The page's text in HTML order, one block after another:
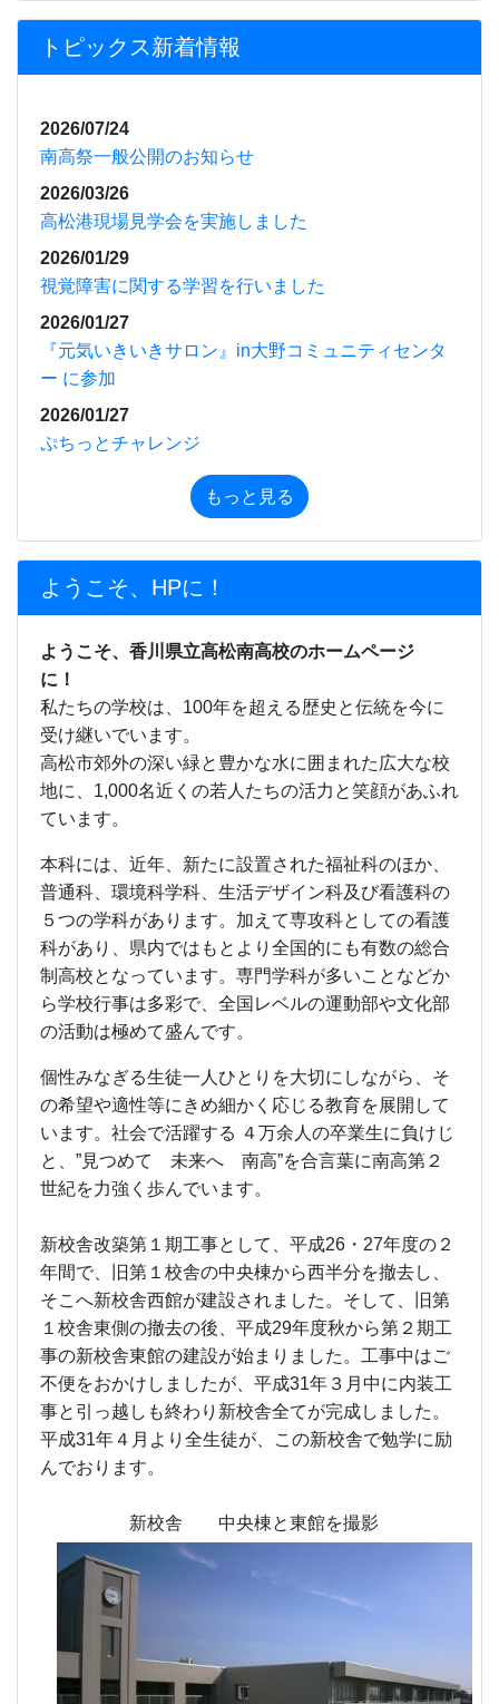
トピックス新着情報
2026/07/24
南高祭一般公開のお知らせ
2026/03/26
高松港現場見学会を実施しました
2026/01/29
視覚障害に関する学習を行いました
2026/01/27
『元気いきいきサロン』in大野コミュニティセンタ
ー に参加
2026/01/27
ぷちっとチャレンジ
もっと見る
ようこそ、HPに！
ようこそ、香川県立高松南高校のホームページ
に！
私たちの学校は、100年を超える歴史と伝統を今に
受け継いでいます。
高松市郊外の深い緑と豊かな水に囲まれた広大な校
地に、1,000名近くの若人たちの活力と笑顔があふれ
ています。
本科には、近年、新たに設置された福祉科のほか、
普通科、環境科学科、生活デザイン科及び看護科の
５つの学科があります。加えて専攻科としての看護
科があり、県内ではもとより全国的にも有数の総合
制高校となっています。専門学科が多いことなどか
ら学校行事は多彩で、全国レベルの運動部や文化部
の活動は極めて盛んです。
個性みなぎる生徒一人ひとりを大切にしながら、そ
の希望や適性等にきめ細かく応じる教育を展開して
います。社会で活躍する ４万余人の卒業生に負けじ
と、”見つめて 未来へ 南高”を合言葉に南高第２
世紀を力強く歩んでいます。
新校舎改築第１期工事として、平成26・27年度の２
年間で、旧第１校舎の中央棟から西半分を撤去し、
そこへ新校舎西館が建設されました。そして、旧第
１校舎東側の撤去の後、平成29年度秋から第２期工
事の新校舎東館の建設が始まりました。工事中はご
不便をおかけしましたが、平成31年３月中に内装工
事と引っ越しも終わり新校舎全てが完成しました。
平成31年４月より全生徒が、この新校舎で勉学に励
んでおります。
新校舎 中央棟と東館を撮影